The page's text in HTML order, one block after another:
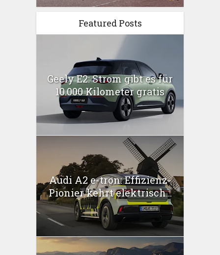
Featured Posts
Geely E2: Strom gibt es für
10.000 Kilometer gratis
Audi A2 e-tron: Effizienz-
Pionier kehrt elektrisch...